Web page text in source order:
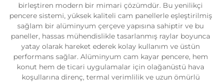
Ürünler
Uygulama
Haberler
birleştiren modern bir mimari çözümdür. Bu yenilikçi
pencere sistemi, yüksek kaliteli cam panellerle eşleştirilmiş
sağlam bir alüminyum çerçeve yapısına sahiptir ve bu
paneller, hassas mühendislikle tasarlanmış raylar boyunca
yatay olarak hareket ederek kolay kullanım ve üstün
performans sağlar. Alüminyum cam kayar pencere, hem
konut hem de ticari uygulamalar için olağanüstü hava
koşullarına direnç, termal verimlilik ve uzun ömürlü